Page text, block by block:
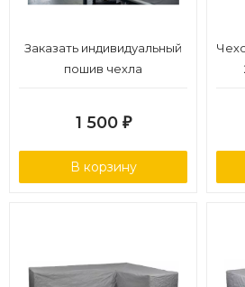
Заказать индивидуальный
пошив чехла
1 500 ₽
В корзину